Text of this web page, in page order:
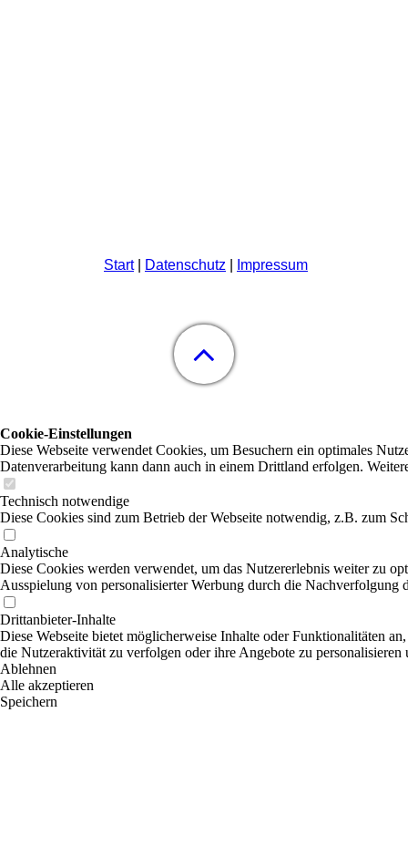
Start| Datenschutz Impressum
Cookie-Einstellungen
Diese Webseite verwendet Cookies, um Besuchern ein optimales
Datenverarbeitung kann dann auch in einem Drittland erfolgen.
Technisch notwendige
Diese Cookies sind zum Betrieb der Webseite notwendig, z.B. zum
Analytische
Diese Cookies werden verwendet, um das Nutzererlebnis weiter zu
Ausspielung von personalisierter Werbung durch die Nachverfolgung
Drittanbieter-Inhalte
Diese Webseite bietet möglicherweise Inhalte oder Funktionalitäten
die Nutzeraktivität zu verfolgen oder ihre Angebote zu personalisieren
Ablehnen
Alle akzeptieren
Speichern